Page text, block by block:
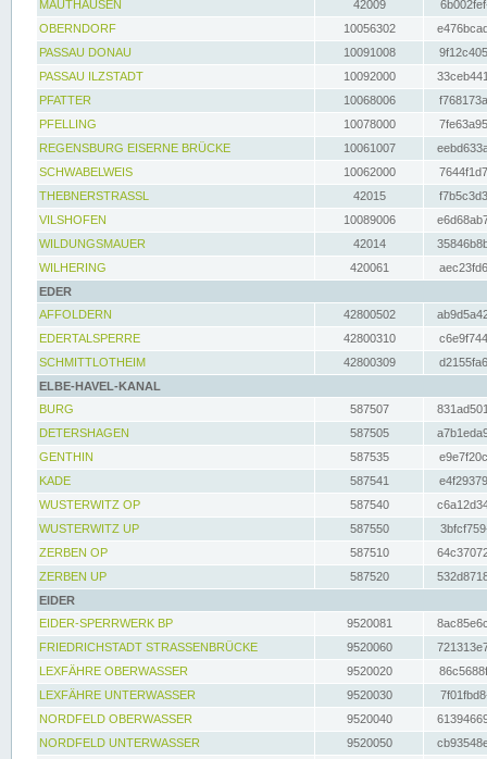
MAUTHAUSEN
42009
OBERNDORF
10056302
PASSAU DONAU
10091008
PASSAU ILZSTADT
10092000
PFATTER
10068006
PFELLING
10078000
REGENSBURG EISERNE BRÜCKE
10061007
SCHWABELWEIS
10062000
THEBNERSTRASSL
42015
VILSHOFEN
10089006
WILDUNGSMAUER
42014
WILHERING
420061
EDER
AFFOLDERN
42800502
EDERTALSPERRE
42800310
SCHMITTLOTHEIM
42800309
ELBE-HAVEL-KANAL
BURG
587507
DETERSHAGEN
587505
GENTHIN
587535
KADE
587541
WUSTERWITZ OP
587540
WUSTERWITZ UP
587550
ZERBEN OP
587510
ZERBEN UP
587520
EIDER
EIDER-SPERRWERK BP
9520081
FRIEDRICHSTADT STRASSENBRÜCKE
9520060
LEXFÄHRE OBERWASSER
9520020
LEXFÄHRE UNTERWASSER
9520030
NORDFELD OBERWASSER
9520040
NORDFELD UNTERWASSER
9520050